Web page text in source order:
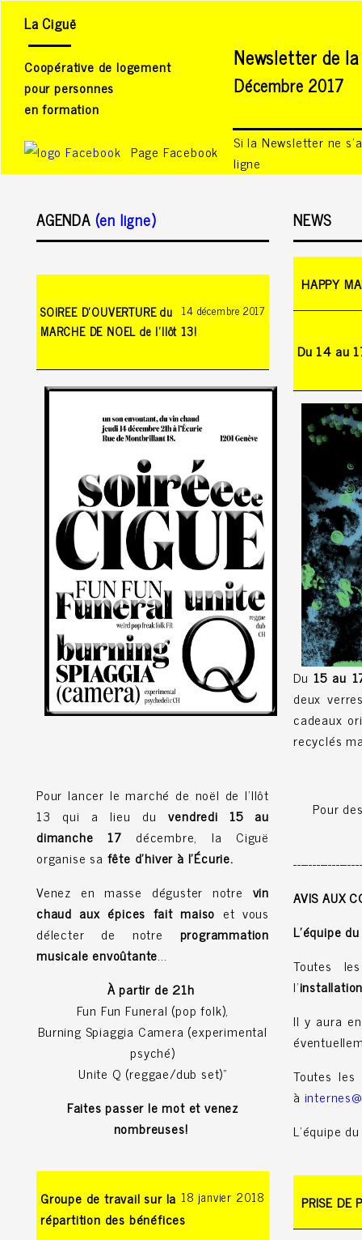
La Ciguë
Coopérative de logement
pour personnes
en formation
Newsletter de
Décembre 2017
Page Facebook
Si la Newsletter ne
ligne
AGENDA(en ligne)
14 décembre 2017
SOIREE D'OUVERTURE du
MARCHE DE NOEL de l'Ilôt 13!
Pour lancer le marché de noël de l'Ilôt
13 qui a lieu duvendredi 15 au
dimanche 17 décembre, la Ciguë
organise sa fête d'hiver à l'Écurie.
Venez en masse déguster notre vin
chaud aux épices fait maiso et vous
délecter de notre programmation
musicale envoûtante...
À partir de 21h
Fun Fun Funeral (pop folk),
Burning Spiaggia Camera (experimental
psyché)
Unite Q (reggae/dub set)"
Faites passer le mot et venez
nombreuses!
18 janvier 2018
Groupe de travail sur la
répartition des bénéfices
NEWS
HAPPY
Du 14 au
Du15 au
deux
cadeaux
recyclés
Pour
AVIS AUX
L’équipe
Toutes
l’
Il y aura
Toutes
à
L’équipe
PRISE DE